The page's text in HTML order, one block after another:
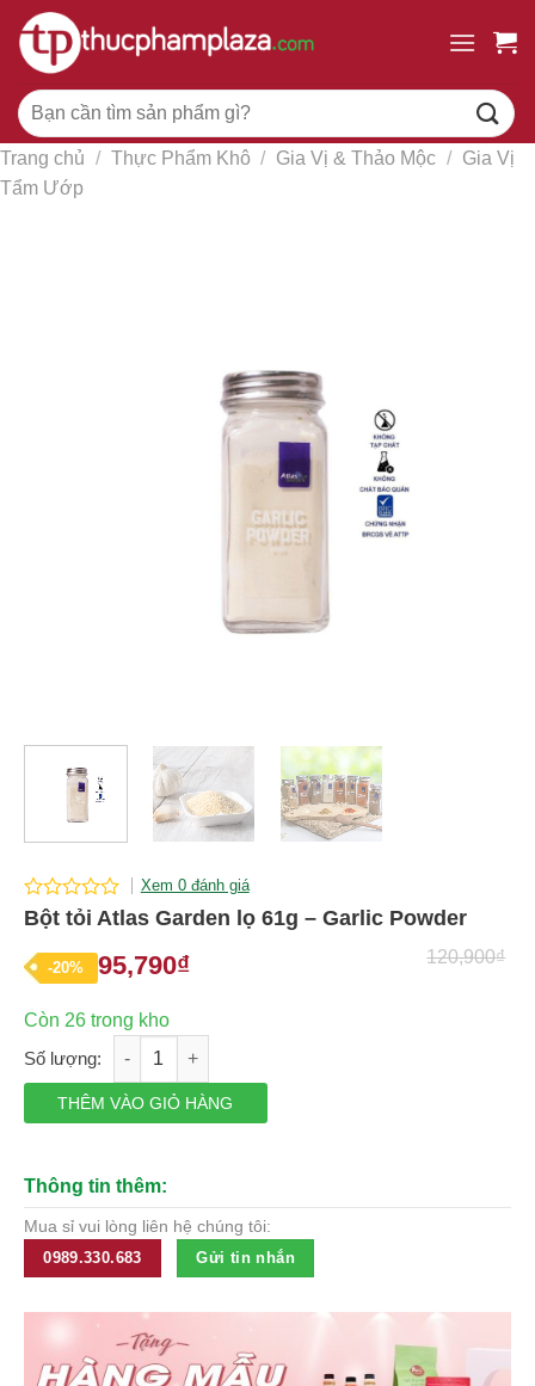
Chuyển
đến
dung
Tìm
kiếm:
Trang chủ / Thực Phẩm Khô / Gia Vị & Thảo Mộc / Gia Vị
Tẩm Ướp
0
out
of
5
Xem 0 đánh giá
Bột tỏi Atlas Garden lọ 61g – Garlic Powder
-20%
120,900₫
Giá
là:
120,900₫.
95,790₫Giá
tại
là:
95,790₫.
Còn 26 trong kho
Bột tỏi Atlas Garden lọ 61g - Garlic Powder số lượng
THÊM VÀO GIỎ HÀNG
Thông tin thêm:
Mua sỉ vui lòng liên hệ chúng tôi:
0989.330.683
Gửi tin nhắn